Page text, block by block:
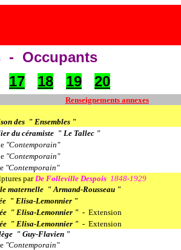
- Occupants
17 18 19 20
Renseignements annexes
des " Ensembles "
du céramiste " Le Tallec "
"Contemporain"
"Contemporain"
"Contemporain"
parDe Folleville Despois 1848-1929
maternelle " Armand-Rousseau "
" Elisa-Lemonnier "
" Elisa-Lemonnier " - Extension
" Elisa-Lemonnier " - Extension
" Guy-Flavien "
"Contemporain"